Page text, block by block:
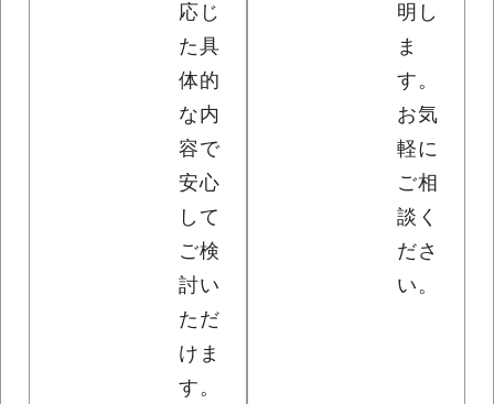
応じ
た具
体的
な内
容で
安心
して
ご検
討い
ただ
けま
す。
明し
ま
す。
お気
軽に
ご相
談く
ださ
い。